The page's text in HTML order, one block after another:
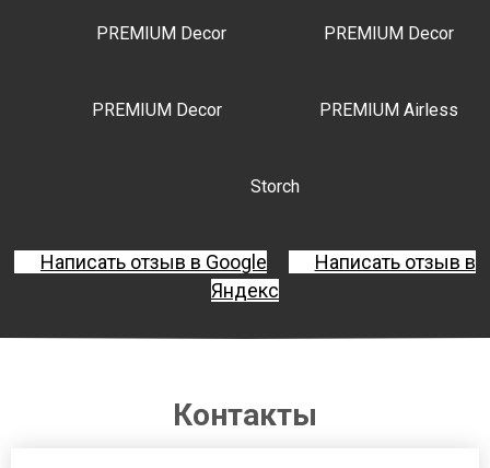
PREMIUM Decor PREMIUM Decor
PREMIUM Decor PREMIUM Airless
Storch
Написать отзыв в Google
Написать отзыв в
Яндекс
Контакты